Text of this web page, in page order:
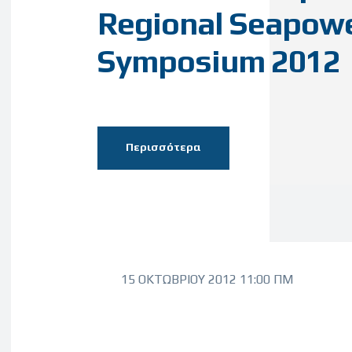
Regional
Symposium 2012
Περισσότερα
15 ΟΚΤΩΒΡΊΟΥ 2012 11:00 ΠΜ